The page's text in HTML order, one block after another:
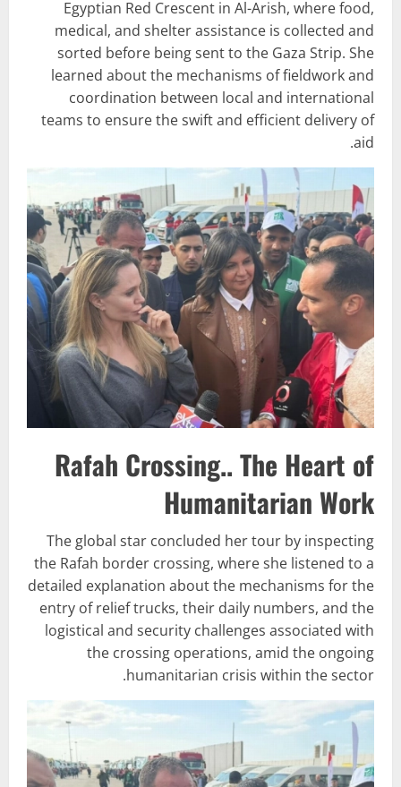
Egyptian Red Crescent in Al-Arish, where food,
medical, and shelter assistance is collected and
sorted before being sent to the Gaza Strip. She
learned about the mechanisms of fieldwork and
coordination between local and international
teams to ensure the swift and efficient delivery of
aid.
Rafah Crossing.. The Heart of
Humanitarian Work
The global star concluded her tour by inspecting
the Rafah border crossing, where she listened to a
detailed explanation about the mechanisms for the
entry of relief trucks, their daily numbers, and the
logistical and security challenges associated with
the crossing operations, amid the ongoing
humanitarian crisis within the sector.